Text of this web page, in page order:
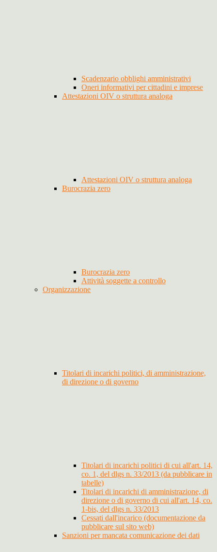
Scadenzario obblighi amministrativi
Oneri informativi per cittadini e imprese
Attestazioni OIV o struttura analoga
Attestazioni OIV o struttura analoga
Burocrazia zero
Burocrazia zero
Attività soggette a controllo
Organizzazione
Titolari di incarichi politici, di amministrazione,
di direzione o di governo
Titolari di incarichi politici di cui all'art. 14,
co. 1, del dlgs n. 33/2013 (da pubblicare in
tabelle)
Titolari di incarichi di amministrazione, di
direzione o di governo di cui all'art. 14, co.
1-bis, del dlgs n. 33/2013
Cessati dall'incarico (documentazione da
pubblicare sul sito web)
Sanzioni per mancata comunicazione dei dati